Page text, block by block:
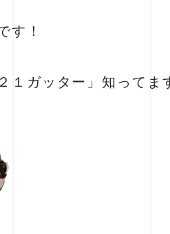
す！
１ガッター」知ってま